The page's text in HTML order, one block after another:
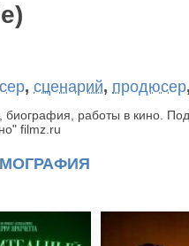
, сценарий, продюсер,
работы в кино.
filmz.ru